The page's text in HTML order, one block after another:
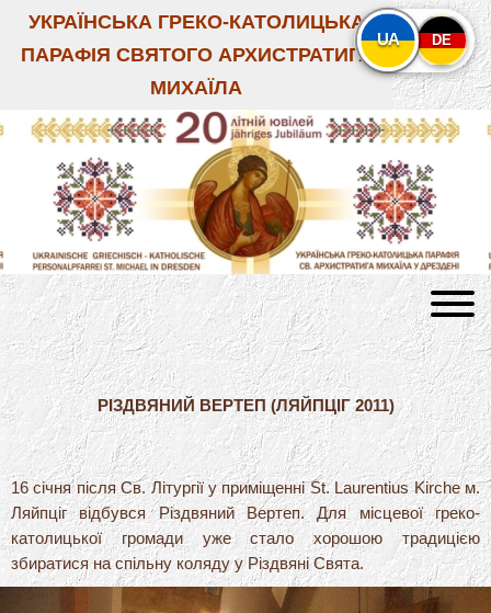
УКРАЇНСЬКА ГРЕКО-КАТОЛИЦЬКА
ПАРАФІЯ СВЯТОГО АРХИСТРАТИГА
МИХАЇЛА
UA DE
РІЗДВЯНИЙ ВЕРТЕП (ЛЯЙПЦІГ 2011)
16 січня після Св. Літургії у приміщенні St. Laurentius Kirche м.
Ляйпціг відбувся Різдвяний Вертеп. Для місцевої греко-
католицької громади уже стало хорошою традицією
збиратися на спільну коляду у Різдвяні Свята.